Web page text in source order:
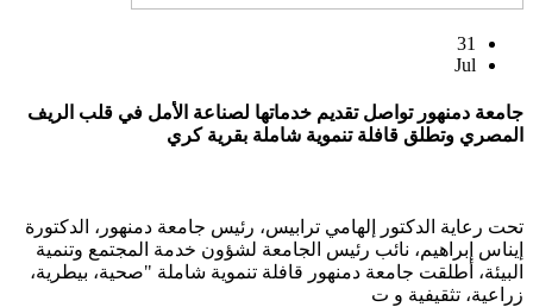
31
Jul
جامعة دمنهور تواصل تقديم خدماتها لصناعة الأمل في قلب الريف
المصري وتطلق قافلة تنموية شاملة بقرية كري
تحت رعاية الدكتور إلهامي ترابيس، رئيس جامعة دمنهور، الدكتورة
إيناس إبراهيم، نائب رئيس الجامعة لشؤون خدمة المجتمع وتنمية
البيئة، أطلقت جامعة دمنهور قافلة تنموية شاملة "صحية، بيطرية،
زراعية، تثقيفية و ت